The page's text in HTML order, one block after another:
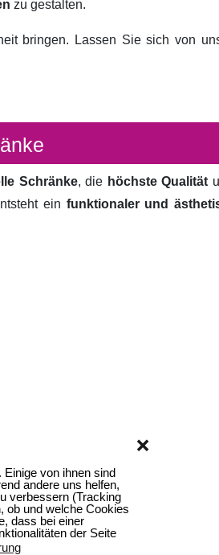
von ihnen sind
andere uns helfen,
verbessern (Tracking
ob und welche Cookies
dass bei einer
der Seite
❌
zu gestalten.
bringen. Lassen Sie sich von
Schränke, die höchste Qualität
ein funktionaler und